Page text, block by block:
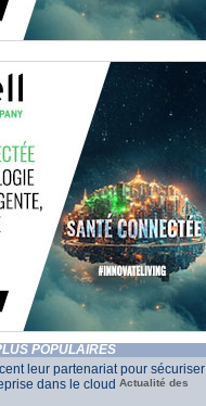
POPULAIRES
leur partenariat pour sécuriser
dans le cloud Actualité des